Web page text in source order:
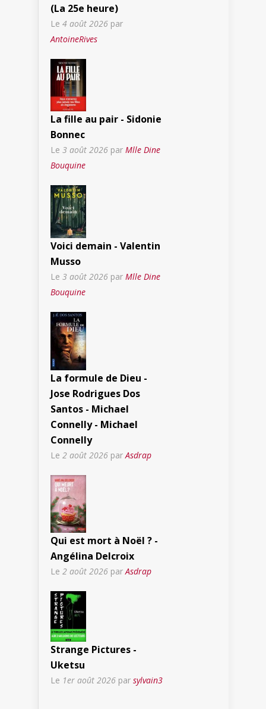
(La 25e heure)
Le 4 août 2026 par
AntoineRives
La fille au pair - Sidonie
Bonnec
Le 3 août 2026 par Mlle Dine
Bouquine
Voici demain - Valentin
Musso
Le 3 août 2026 par Mlle Dine
Bouquine
La formule de Dieu -
Jose Rodrigues Dos
Santos - Michael
Connelly - Michael
Connelly
Le 2 août 2026 parAsdrap
Qui est mort à Noël ? -
Angélina Delcroix
Le 2 août 2026 par Asdrap
Strange Pictures -
Uketsu
Le 1er août 2026 par sylvain3